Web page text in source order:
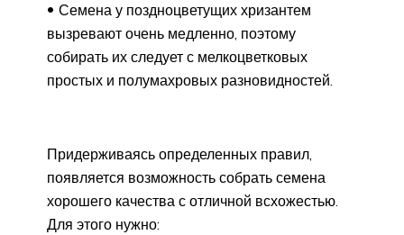
Семена у поздноцветущих хризантем
вызревают очень медленно, поэтому
собирать их следует с мелкоцветковых
простых и полумахровых разновидностей.
Придерживаясь определенных правил,
появляется возможность собрать семена
хорошего качества с отличной всхожестью.
Для этого нужно: